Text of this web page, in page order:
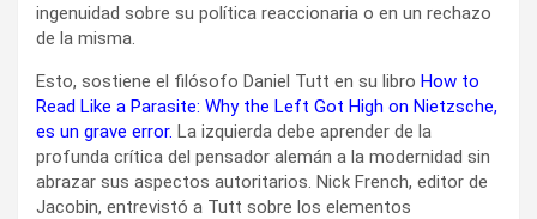
ingenuidad sobre su política reaccionaria o en un rechazo
de la misma.
Esto, sostiene el filósofo Daniel Tutt en su libro How to
Read Like a Parasite: Why the Left Got High on Nietzsche,
es un grave error. La izquierda debe aprender de la
profunda crítica del pensador alemán a la modernidad sin
abrazar sus aspectos autoritarios. Nick French, editor de
Jacobin, entrevistó a Tutt sobre los elementos